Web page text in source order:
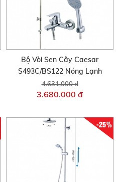
Bộ Vòi Sen Cây Caesar
S493C/BS122 Nóng Lạnh
4.631.000 đ
3.680.000 đ
-25%